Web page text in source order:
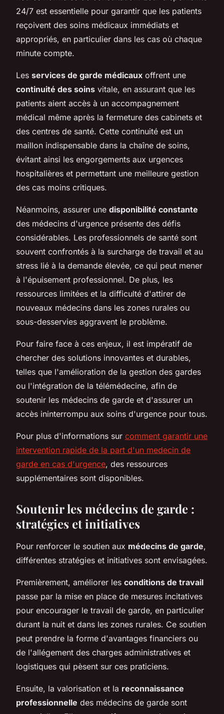
24/7 est essentielle pour garantir que les patients
reçoivent des soins médicaux immédiats et
appropriés, en particulier dans les cas où chaque
minute compte.
Les services de garde médicaux offrent une
continuité des soins vitale, en assurant que les
patients aient accès à un accompagnement
médical même après la fermeture des cabinets et
des centres de santé. Cette continuité est un
maillon indispensable dans la chaîne de soins,
évitant ainsi les engorgements aux urgences
hospitalières et permettant une meilleure gestion
des cas moins critiques.
Néanmoins, assurer une disponibilité constante
des médecins d'urgence présente des défis
considérables. Les professionnels de santé sont
souvent confrontés à la surcharge de travail et au
stress lié à la demande élevée, ce qui peut mener
à l'épuisement professionnel. De plus, les
ressources limitées et la difficulté d'attirer de
nouveaux médecins dans les zones rurales ou
sous-desservies aggravent le problème.
Pour faire face à ces enjeux, il est impératif de
chercher des solutions innovantes et durables,
telles que l'amélioration de la gestion des gardes
ou l'intégration de la télémédecine, afin de
soutenir les médecins de garde et d'assurer un
accès ininterrompu aux soins d'urgence pour tous.
Pour plus d'informations sur comment garantir une
intervention rapide de la part d'un medecin de
garde en cas d'urgence, des ressources
supplémentaires sont disponibles.
Soutenir les médecins de garde :
stratégies et initiatives
Pour renforcer le soutien aux médecins de garde,
différentes stratégies et initiatives sont envisagées.
Premièrement, améliorer les conditions de travail
passe par la mise en place de mesures incitatives
pour encourager le travail de garde, en particulier
durant la nuit et dans les zones rurales. Ce soutien
peut prendre la forme d'avantages financiers ou
de l'allégement des charges administratives et
logistiques qui pèsent sur ces praticiens.
Ensuite, la valorisation et la reconnaissance
professionnelle des médecins de garde sont